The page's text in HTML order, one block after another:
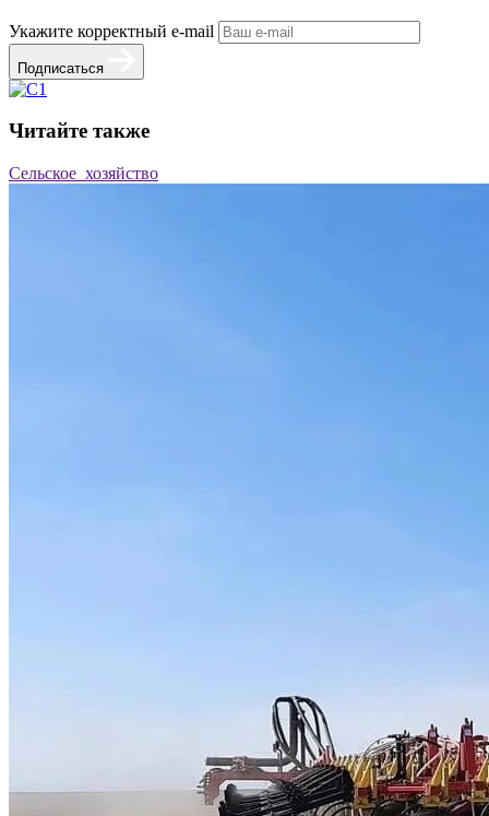
Укажите корректный e-mail
Подписаться
Читайте также
Сельское_хозяйство